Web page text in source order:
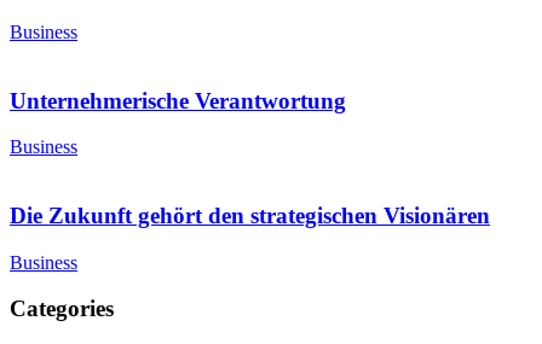
Business
Unternehmerische Verantwortung
Business
Die Zukunft gehört den strategischen Visionären
Business
Categories